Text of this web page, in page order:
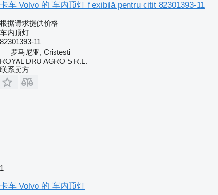
卡车 Volvo 的 车内顶灯 flexibilă pentru citit 82301393-11
根据请求提供价格
车内顶灯
82301393-11
罗马尼亚, Cristesti
ROYAL DRU AGRO S.R.L.
联系卖方
1
卡车 Volvo 的 车内顶灯